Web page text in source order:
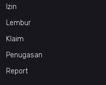
Izin
Lembur
Klaim
Penugasan
Report